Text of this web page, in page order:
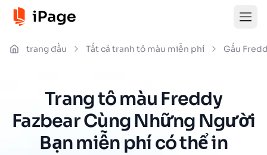
trang đầu Tất cả tranh tô màu miễn phí Gấu
Trang tô màu Freddy
Fazbear Cùng Những Người
Bạn miễn phí có thể in